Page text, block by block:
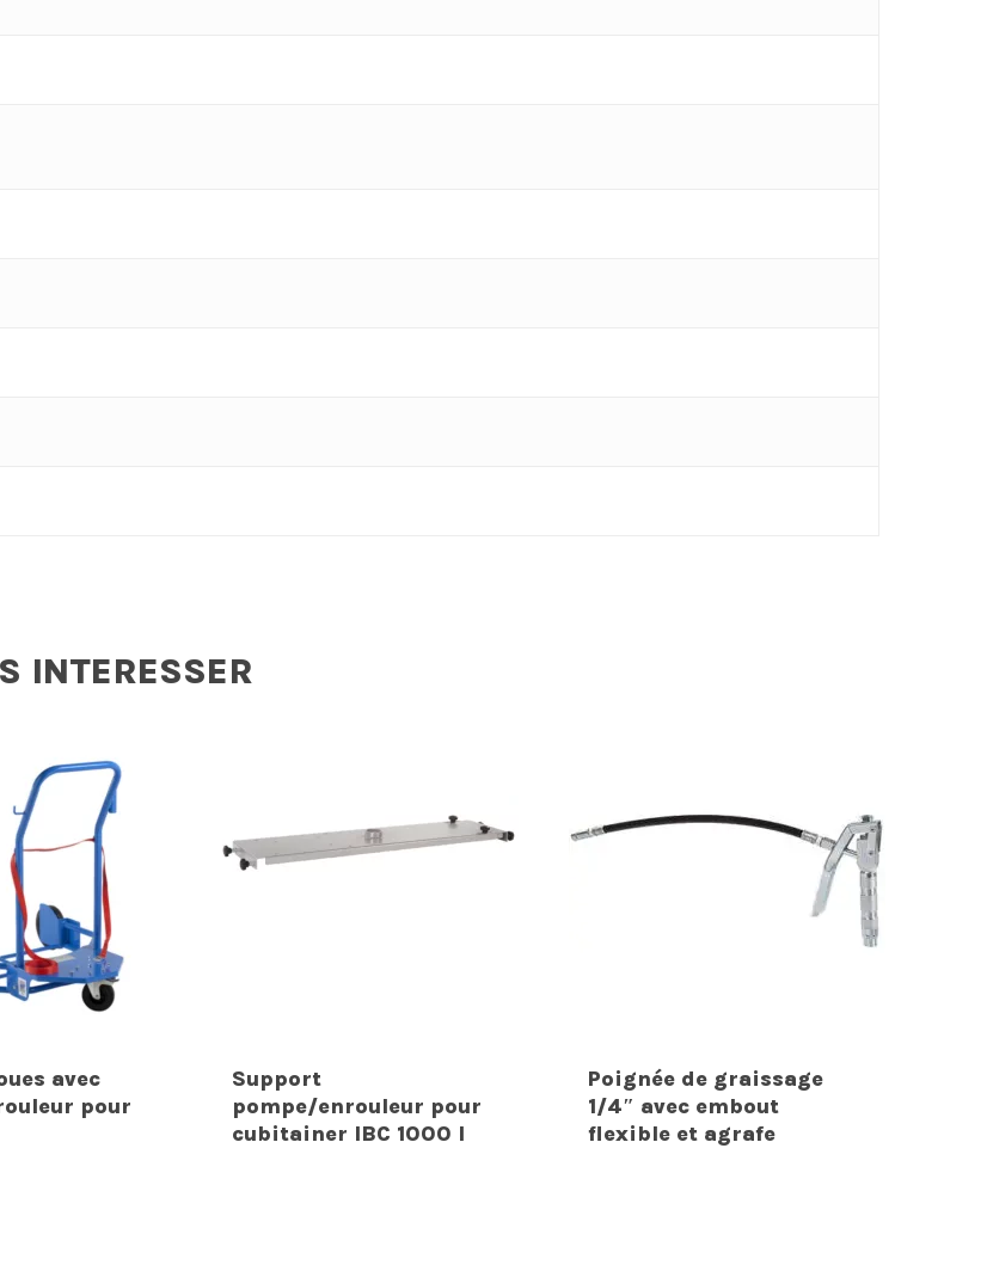
INTERESSER
avec
pour
Support
pompe/enrouleur pour
cubitainer IBC 1000 l
Poignée de graissage
1/4″ avec embout
flexible et agrafe